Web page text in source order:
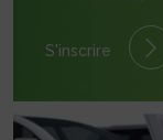
S'inscrire